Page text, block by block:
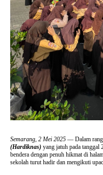
Semarang, 2 Mei 2025 — Dalam
(Hardiknas) yang jatuh pada
bendera dengan penuh hikmat di
sekolah turut hadir dan mengikuti